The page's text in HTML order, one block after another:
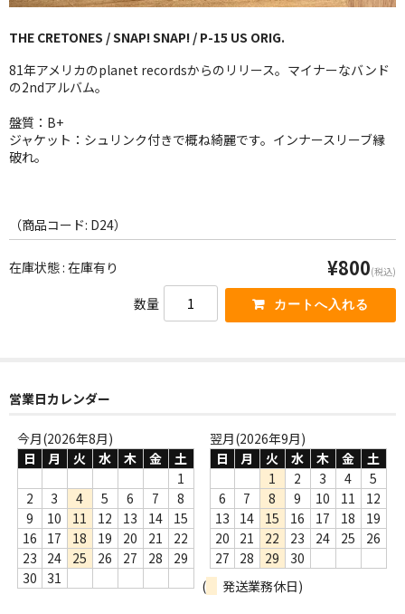
BLUE NOTE
JAZZ-EU
JAZZ-JP
JAZZ-VOCAL
J-POP
FOLK,SSW
WORLD
レア盤（1万円以上）
Webのみ no.2
Webのみ no.3
Webのみ no.4
売り切れ
THE CRETONES / SNAP! SNAP! / P-15 US ORIG.
81年アメリカのplanet recordsからのリリース。マイナーなバンド
の2ndアルバム。
盤質：B+
ジャケット：シュリンク付きで概ね綺麗です。インナースリーブ縁
破れ。
（商品コード: D24）
在庫状態 : 在庫有り ¥800(税込)
数量
営業日カレンダー
今月(2026年8月)
日
月 火 水 木 金
土
1
2
3 4 5 6 7
8
9
10 11 12 13 14
15
16
17 18 19 20 21
22
23
24 25 26 27 28
29
30
31
翌月(2026年9月)
日
月 火 水 木 金
土
1
2 3 4
5
6
7 8 9 10 11
12
13
14 15 16 17 18
19
20
21 22 23 24 25
26
27
28 29
30
(
発送業務休日)